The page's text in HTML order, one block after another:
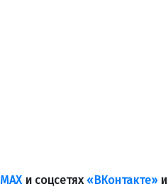
МАХи соцсетях «ВКонтакте»и